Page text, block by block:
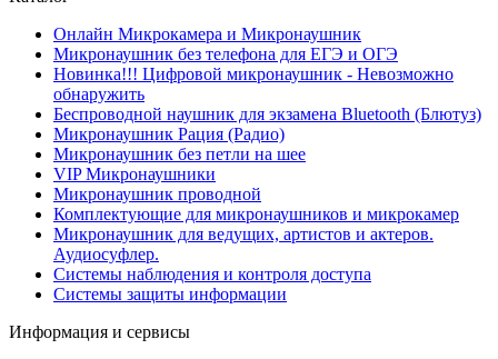
Онлайн Микрокамера и Микронаушник
Микронаушник без телефона для ЕГЭ и ОГЭ
Новинка!!! Цифровой микронаушник - Невозможно
обнаружить
Беспроводной наушник для экзамена Bluetooth (Блютуз)
Микронаушник Рация (Радио)
Микронаушник без петли на шее
VIP Микронаушники
Микронаушник проводной
Комплектующие для микронаушников и микрокамер
Микронаушник для ведущих, артистов и актеров.
Аудиосуфлер.
Системы наблюдения и контроля доступа
Системы защиты информации
Информация и сервисы